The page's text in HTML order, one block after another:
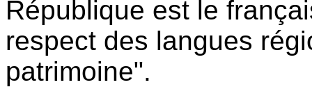
République est le
respect des langues
patrimoine".